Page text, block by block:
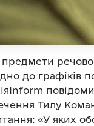
предмети
до графіків
Тилу
«У яких